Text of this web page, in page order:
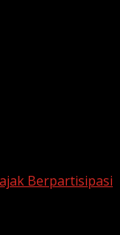
Berpartisipasi